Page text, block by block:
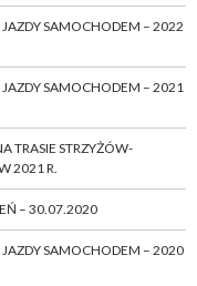
SAMOCHODEM – 2022
SAMOCHODEM – 2021
TRASIE STRZYŻÓW-
2021 R.
– 30.07.2020
SAMOCHODEM – 2020